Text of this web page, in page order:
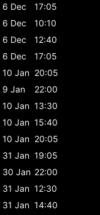
6 Dec
17:05
6 Dec
10:10
6 Dec
12:40
6 Dec
17:05
10 Jan 20:05
9 Jan
22:00
10 Jan 13:30
10 Jan 15:40
10 Jan 20:05
31 Jan 19:05
30 Jan 22:00
31 Jan 12:30
31 Jan 14:40